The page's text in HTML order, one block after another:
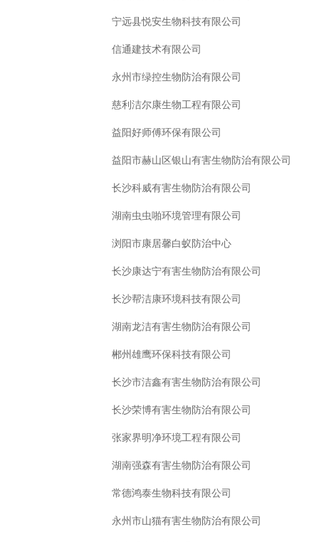
宁远县悦安生物科技有限公司
信通建技术有限公司
永州市绿控生物防治有限公司
慈利洁尔康生物工程有限公司
益阳好师傅环保有限公司
益阳市赫山区银山有害生物防治有限公司
长沙科威有害生物防治有限公司
湖南虫虫啪环境管理有限公司
浏阳市康居馨白蚁防治中心
长沙康达宁有害生物防治有限公司
长沙帮洁康环境科技有限公司
湖南龙洁有害生物防治有限公司
郴州雄鹰环保科技有限公司
长沙市洁鑫有害生物防治有限公司
长沙荣博有害生物防治有限公司
张家界明净环境工程有限公司
湖南强森有害生物防治有限公司
常德鸿泰生物科技有限公司
永州市山猫有害生物防治有限公司